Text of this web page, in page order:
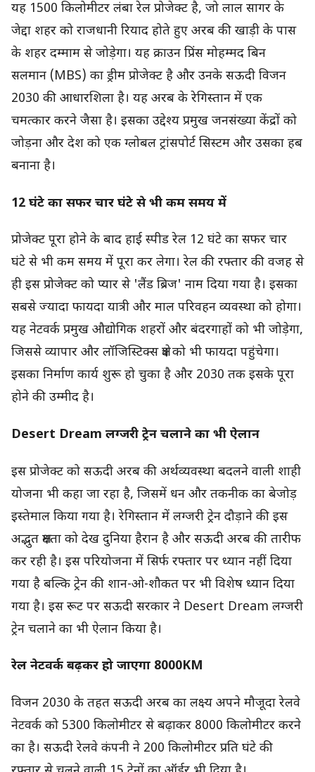
यह 1500 किलोमीटर लंबा रेल प्रोजेक्ट है, जो लाल सागर के
जेद्दा शहर को राजधानी रियाद होते हुए अरब की खाड़ी के पास
के शहर दम्माम से जोड़ेगा। यह क्राउन प्रिंस मोहम्मद बिन
सलमान (MBS) का ड्रीम प्रोजेक्ट है और उनके सऊदी विजन
2030 की आधारशिला है। यह अरब के रेगिस्तान में एक
चमत्कार करने जैसा है। इसका उद्देश्य प्रमुख जनसंख्या केंद्रों को
जोड़ना और देश को एक ग्लोबल ट्रांसपोर्ट सिस्टम और उसका हब
बनाना है।
12 घंटे का सफर चार घंटे से भी कम समय में
प्रोजेक्ट पूरा होने के बाद हाई स्पीड रेल 12 घंटे का सफर चार
घंटे से भी कम समय में पूरा कर लेगा। रेल की रफ्तार की वजह से
ही इस प्रोजेक्ट को प्यार से 'लैंड ब्रिज' नाम दिया गया है। इसका
सबसे ज्यादा फायदा यात्री और माल परिवहन व्यवस्था को होगा।
यह नेटवर्क प्रमुख औद्योगिक शहरों और बंदरगाहों को भी जोड़ेगा,
जिससे व्यापार और लॉजिस्टिक्स क्षेत्र को भी फायदा पहुंचेगा।
इसका निर्माण कार्य शुरू हो चुका है और 2030 तक इसके पूरा
होने की उम्मीद है।
Desert Dream लग्जरी ट्रेन चलाने का भी ऐलान
इस प्रोजेक्ट को सऊदी अरब की अर्थव्यवस्था बदलने वाली शाही
योजना भी कहा जा रहा है, जिसमें धन और तकनीक का बेजोड़
इस्तेमाल किया गया है। रेगिस्तान में लग्जरी ट्रेन दौड़ाने की इस
अद्भुत क्षमता को देख दुनिया हैरान है और सऊदी अरब की तारीफ
कर रही है। इस परियोजना में सिर्फ रफ्तार पर ध्यान नहीं दिया
गया है बल्कि ट्रेन की शान-ओ-शौकत पर भी विशेष ध्यान दिया
गया है। इस रूट पर सऊदी सरकार ने Desert Dream लग्जरी
ट्रेन चलाने का भी ऐलान किया है।
रेल नेटवर्क बढ़कर हो जाएगा 8000KM
विजन 2030 के तहत सऊदी अरब का लक्ष्य अपने मौजूदा रेलवे
नेटवर्क को 5300 किलोमीटर से बढ़ाकर 8000 किलोमीटर करने
का है। सऊदी रेलवे कंपनी ने 200 किलोमीटर प्रति घंटे की